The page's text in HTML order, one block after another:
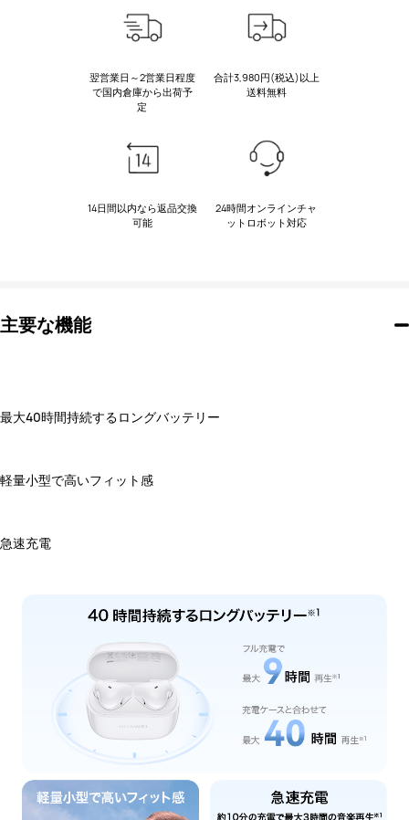
翌営業日～2営業日程度
で国内倉庫から出荷予
定
合計3,980円(税込)以上
送料無料
14日間以内なら返品交換
可能
24時間オンラインチャ
ットロボット対応
主要な機能
最大40時間持続するロングバッテリー
軽量小型で高いフィット感
急速充電